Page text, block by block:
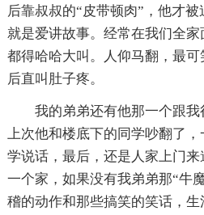
后靠叔叔的“皮带顿肉”，他才
就是爱讲故事。经常在我们全
都得哈哈大叫。人仰马翻，最
后直叫肚子疼。
我的弟弟还有他那一个跟我
上次他和楼底下的同学吵翻了
学说话，最后，还是人家上门
一个家，如果没有我弟弟那“牛
稽的动作和那些搞笑的笑话，